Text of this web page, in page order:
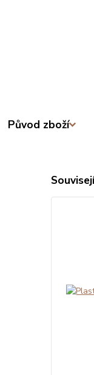
Původ zboží